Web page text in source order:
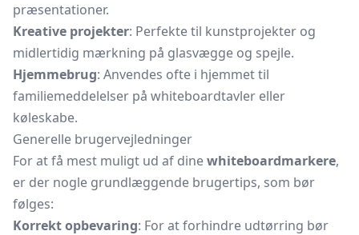
præsentationer.
Kreative projekter: Perfekte til kunstprojekter og
midlertidig mærkning på glasvægge og spejle.
Hjemmebrug: Anvendes ofte i hjemmet til
familiemeddelelser på whiteboardtavler eller
køleskabe.
Generelle brugervejledninger
For at få mest muligt ud af dinewhiteboardmarkere,
er der nogle grundlæggende brugertips, som bør
følges:
Korrekt opbevaring: For at forhindre udtørring bør